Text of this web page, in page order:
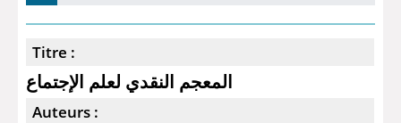
Titre :
المعجم النقدي لعلم الإجتماع
Auteurs :